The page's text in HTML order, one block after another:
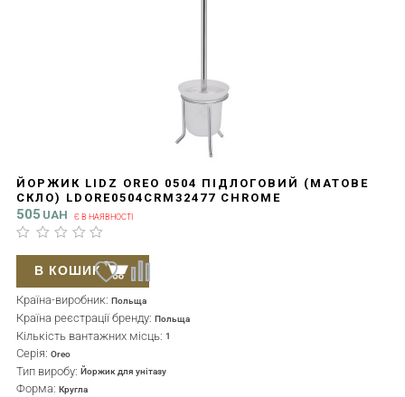
ЙОРЖИК LIDZ OREO 0504 ПІДЛОГОВИЙ (МАТОВЕ
СКЛО) LDORE0504CRM32477 CHROME
505 UAH Є В НАЯВНОСТІ
Країна-виробник: Польща
Країна реєстрації бренду: Польща
Кількість вантажних місць: 1
Серія: Oreo
Тип виробу: Йоржик для унітазу
Форма: Кругла
В КОШИК